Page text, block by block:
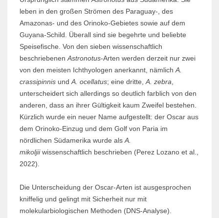
leben in den großen Strömen des Paraguay-, des
Amazonas- und des Orinoko-Gebietes sowie auf dem
Guyana-Schild. Überall sind sie begehrte und beliebte
Speisefische. Von den sieben wissenschaftlich
beschriebenenAstronotus-Arten werden derzeit nur zwei
von den meisten Ichthyologen anerkannt, nämlichA.
crassipinnis undA. ocellatus; eine dritte,A. zebra,
unterscheidert sich allerdings so deutlich farblich von den
anderen, dass an ihrer Gültigkeit kaum Zweifel bestehen.
Kürzlich wurde ein neuer Name aufgestellt: der Oscar aus
dem Orinoko-Einzug und dem Golf von Paria im
nördlichen Südamerika wurde alsA.
mikoljiiwissenschaftlich beschrieben (Perez Lozano et al.,
2022).
Die Unterscheidung der Oscar-Arten ist ausgesprochen
kniffelig und gelingt mit Sicherheit nur mit
molekularbiologischen Methoden (DNS-Analyse).